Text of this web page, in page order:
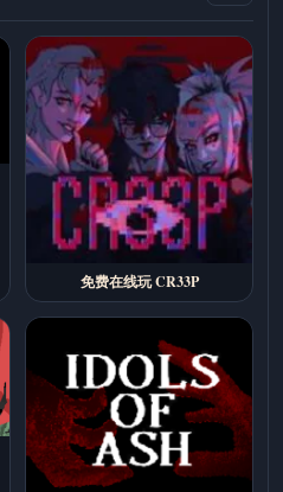
免费在线玩 CR33P